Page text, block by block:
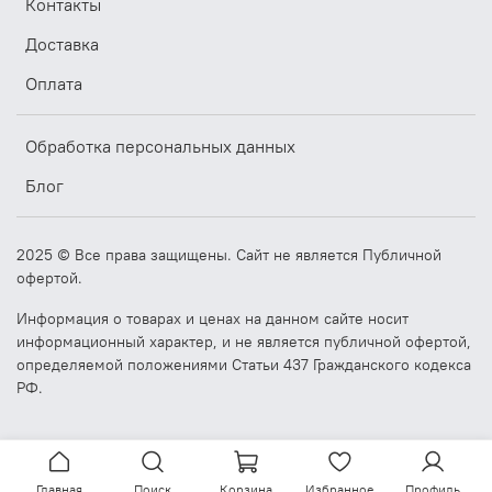
Светопропускание сенсора
Параметры
Графика
в процессоре
Объем ОЗУ, Мб
накопитель, Гб
Тип накопителя
Слот SD карты
1xTF card slot, 1xSIM
slot
USB хост
USB3.0*2
Wi-Fi
есть
Линейный аудио выход
Контакты
Доставка
Оплата
Обработка персональных данных
Блог
2025 © Все права защищены. Сайт не является Публичной
офертой.
Информация о товарах и ценах на данном сайте носит
информационный характер, и не является публичной офертой,
определяемой положениями Статьи 437 Гражданского кодекса
РФ.